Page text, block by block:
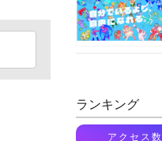
ランキング
アクセス数